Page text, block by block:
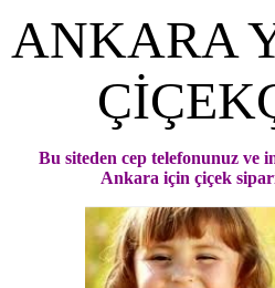
ANKARA
Bu siteden cep telefonunuz ve
Ankara için çiçek